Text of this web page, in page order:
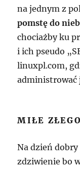
na jednym z
pomstę do
chociażby ku
i ich pseudo
linuxpl.com,
administrować
MIŁE
Na dzień
zdziwienie bo